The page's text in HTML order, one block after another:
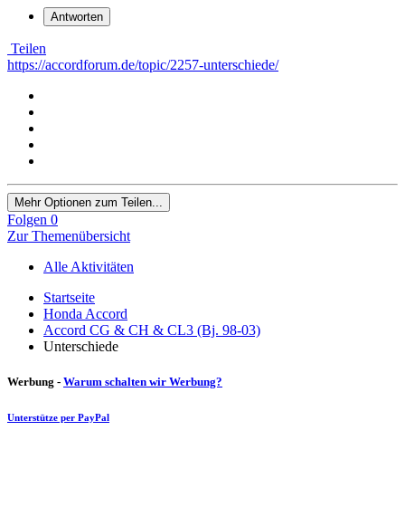
Antworten
Teilen
https://accordforum.de/topic/2257-unterschiede/
Mehr Optionen zum Teilen...
Folgen 0
Zur Themenübersicht
Alle Aktivitäten
Startseite
Honda Accord
Accord CG & CH & CL3 (Bj. 98-03)
Unterschiede
Werbung - Warum schalten wir Werbung?
Unterstütze per PayPal